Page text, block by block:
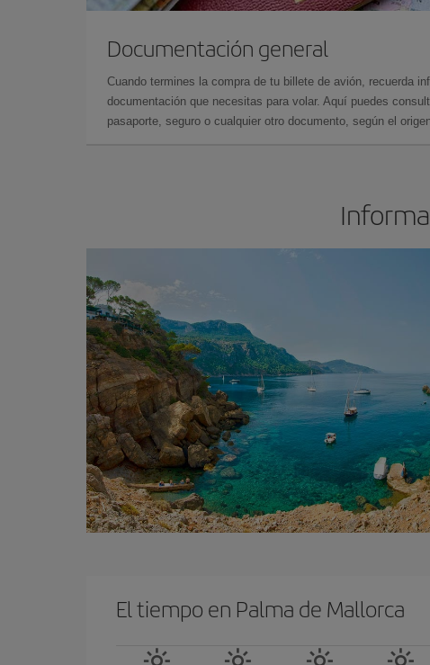
Documentación general
Cuando termines la compra de tu billete de avión, recuerda
documentación que necesitas para volar. Aquí puedes
pasaporte, seguro o cualquier otro documento, según el
El tiempo en Palma de Mallorca